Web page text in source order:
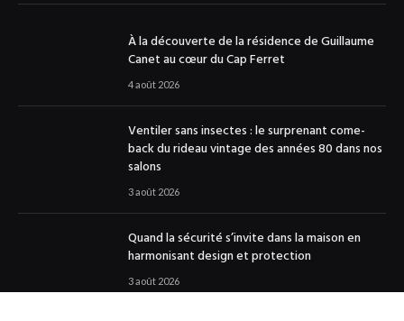
À la découverte de la résidence de Guillaume
Canet au cœur du Cap Ferret
4 août 2026
Ventiler sans insectes : le surprenant come-
back du rideau vintage des années 80 dans nos
salons
3 août 2026
Quand la sécurité s’invite dans la maison en
harmonisant design et protection
3 août 2026